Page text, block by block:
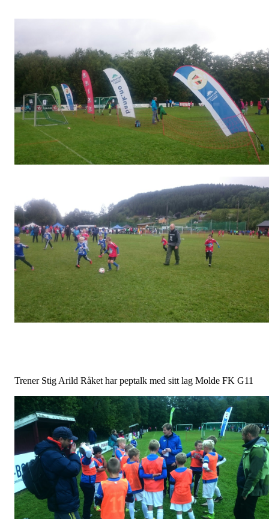
Trener Stig Arild Råket har peptalk med sitt lag Molde FK G11